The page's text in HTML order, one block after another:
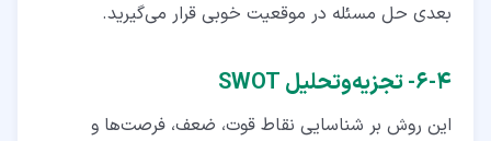
بعدی حل مسئله در موقعیت خوبی قرار می‌گیرید.
۴‏-‏۶‏- تجزیه‌وتحلیل SWOT
این روش بر شناسایی نقاط قوت، ضعف، فرصت‌ها و